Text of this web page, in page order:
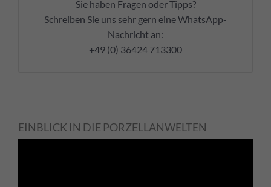
Sie haben Fragen oder Tipps?
Schreiben Sie uns sehr gern eine WhatsApp-
Nachricht an:
+49 (0) 36424 713300
EINBLICK IN DIE PORZELLANWELTEN